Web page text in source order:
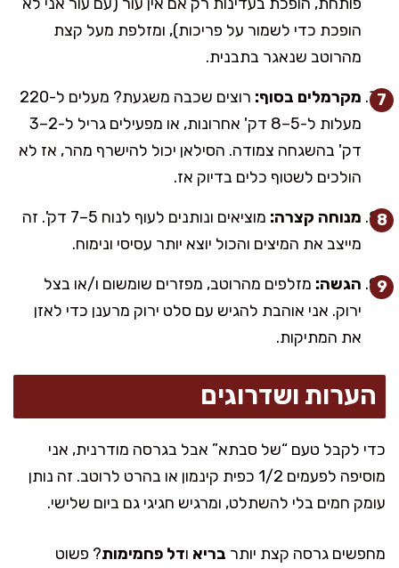
הופכת כדי לשמור על פריכות), ומזלפת מעל קצת
מהרוטב שנאגר בתבנית.
מקרמלים בסוף:
רוצים שכבה משגעת? מעלים ל-220
מעלות ל-5–8 דק' אחרונות, או מפעילים גריל ל-2–3
דק' בהשגחה צמודה. הסילאן יכול להישרף מהר, אז לא
הולכים לשטוף כלים בדיוק אז.
מנוחה קצרה:
מוציאים ונותנים לעוף לנוח 5–7 דק'. זה
מייצב את המיצים והכול יוצא יותר עסיסי ונימוח.
הגשה: מזלפים מהרוטב, מפזרים שומשום ו/או בצל
ירוק. אני אוהבת להגיש עם סלט ירוק מרענן כדי לאזן
את המתיקות.
הערות ושדרוגים
כדי לקבל טעם “של סבתא” אבל בגרסה מודרנית, אני
מוסיפה לפעמים 1/2 כפית קינמון או בהרט לרוטב. זה נותן
עומק חמים בלי להשתלט, ומרגיש חגיגי גם ביום שלישי.
מחפשים גרסה קצת יותר בריא ודל פחמימות? פשוט